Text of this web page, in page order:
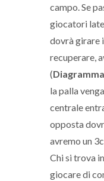
campo. Se
giocatori
dovrà girare
recuperare,
(
la palla
centrale
opposta
avremo un
Chi si trova
giocare di